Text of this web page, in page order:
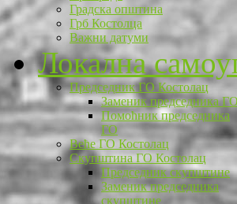
Градска општина
Грб Костолца
Важни датуми
Локална
Председник ГО Костолац
Заменик председника
Помоћник председника
ГО
Веће ГО Костолац
Скупштина ГО Костолац
Председник скупштине
Заменик председника
скупштине